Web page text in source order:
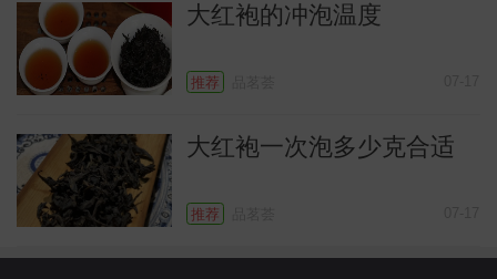
大红袍的冲泡温度
推荐
大红袍一次泡多少克合适
推荐